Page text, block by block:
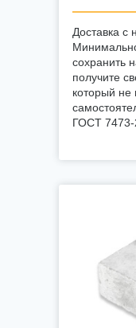
Доставка с
сохранить
получите
который не
ГОСТ 7473-